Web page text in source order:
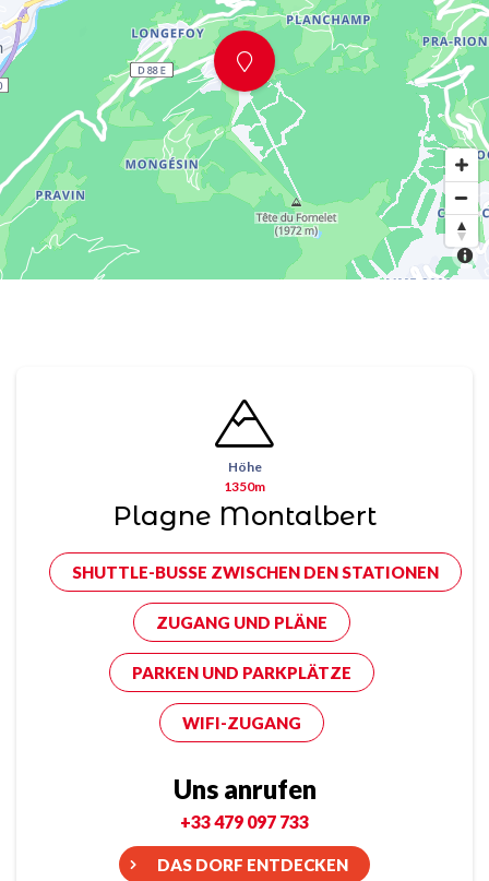
Höhe
1350m
Plagne Montalbert
SHUTTLE-BUSSE ZWISCHEN DEN STATIONEN
ZUGANG UND PLÄNE
PARKEN UND PARKPLÄTZE
WIFI-ZUGANG
Uns anrufen
+33 479 097 733
DAS DORF ENTDECKEN